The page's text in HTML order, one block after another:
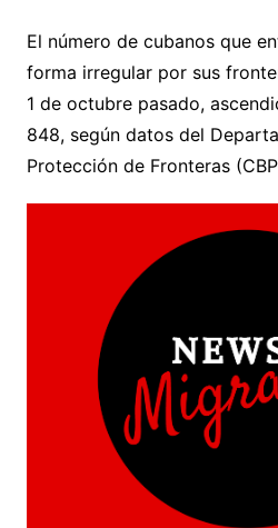
El número de cubanos que
forma irregular por sus
1 de octubre pasado,
848, según datos del
Protección de Fronteras